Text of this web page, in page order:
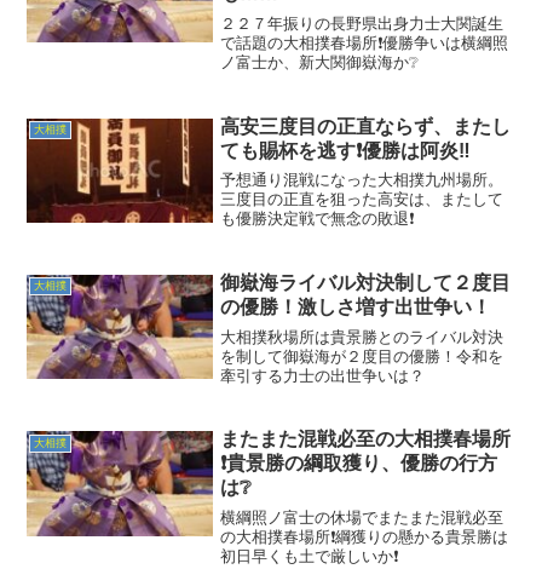
２２７年振りの長野県出身力士大関誕生
で話題の大相撲春場所❗優勝争いは横綱照
ノ富士か、新大関御嶽海か❔
大相撲
高安三度目の正直ならず、またし
ても賜杯を逃す❗優勝は阿炎‼️
予想通り混戦になった大相撲九州場所。
三度目の正直を狙った高安は、またして
も優勝決定戦で無念の敗退❗
大相撲
御嶽海ライバル対決制して２度目
の優勝！激しさ増す出世争い！
大相撲秋場所は貴景勝とのライバル対決
を制して御嶽海が２度目の優勝！令和を
牽引する力士の出世争いは？
大相撲
またまた混戦必至の大相撲春場所
❗貴景勝の綱取獲り、優勝の行方
は❔
横綱照ノ富士の休場でまたまた混戦必至
の大相撲春場所❗綱獲りの懸かる貴景勝は
初日早くも土で厳しいか❗